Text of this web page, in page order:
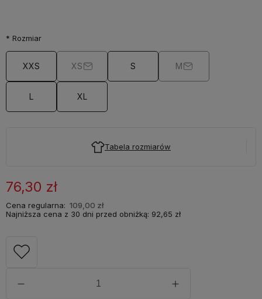
* Rozmiar
XXS XS S M
L XL
Tabela rozmiarów
76,30 zł
Cena regularna: 109,00 zł
Najniższa cena z 30 dni przed obniżką: 92,65 zł